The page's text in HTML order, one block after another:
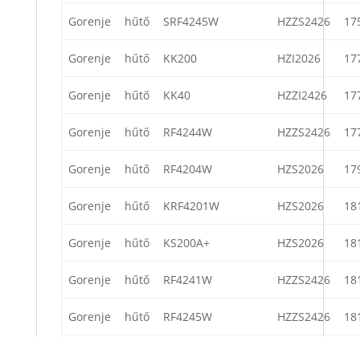
Gorenje hűtő SRF4245W HZZS2426
Gorenje hűtő KK200 HZI2026
Gorenje hűtő KK40 HZZI2426
Gorenje hűtő RF4244W HZZS2426
Gorenje hűtő RF4204W HZS2026
Gorenje hűtő KRF4201W HZS2026
Gorenje hűtő KS200A+ HZS2026
Gorenje hűtő RF4241W HZZS2426
Gorenje hűtő RF4245W HZZS2426